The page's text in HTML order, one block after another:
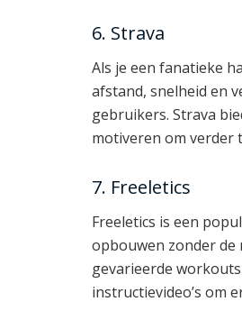
6. Strava
Als je een fanatieke
afstand, snelheid en
gebruikers. Strava
motiveren om verder
7. Freeletics
Freeletics is een
opbouwen zonder de
gevarieerde
instructievideo’s om